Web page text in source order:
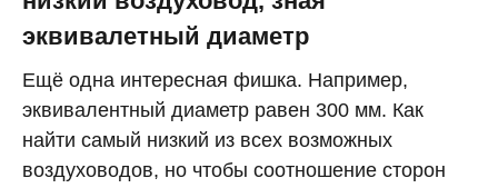
эквивалетный диаметр
Ещё одна интересная фишка. Например,
эквивалентный диаметр равен 300 мм. Как
найти самый низкий из всех возможных
воздуховодов, но чтобы соотношение сторон